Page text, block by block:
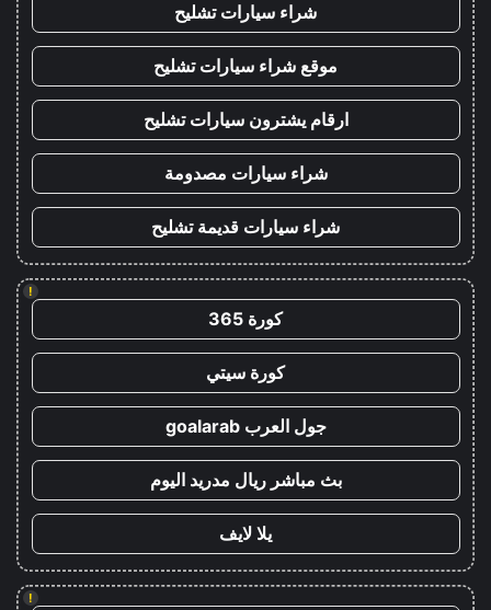
شراء سيارات تشليح
موقع شراء سيارات تشليح
ارقام يشترون سيارات تشليح
شراء سيارات مصدومة
شراء سيارات قديمة تشليح
!
كورة 365
كورة سيتي
جول العرب goalarab
بث مباشر ريال مدريد اليوم
يلا لايف
!